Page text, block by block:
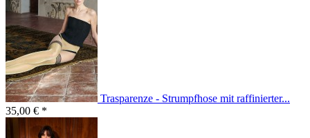
Trasparenze - Strumpfhose mit raffinierter...
35,00 € *